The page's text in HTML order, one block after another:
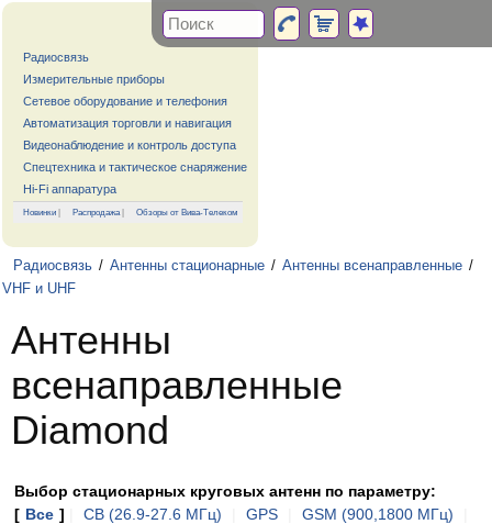
Радиосвязь
Измерительные приборы
Сетевое оборудование и телефония
Автоматизация торговли и навигация
Видеонаблюдение и контроль доступа
Спецтехника и тактическое снаряжение
Hi-Fi аппаратура
Новинки | Распродажа| Обзоры от Вива-Телеком
Радиосвязь / Антенны стационарные / Антенны всенаправленные /
VHF и UHF
Антенны
всенаправленные
Diamond
Выбор стационарных круговых антенн по параметру:
[ Все ] CB (26.9-27.6 МГц) GPS GSM (900,1800 МГц)